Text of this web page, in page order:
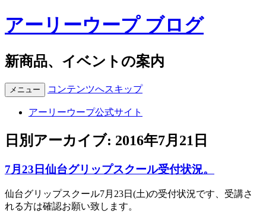
アーリーウープ ブログ
新商品、イベントの案内
メニュー コンテンツへスキップ
アーリーウープ公式サイト
日別アーカイブ: 2016年7月21日
7月23日仙台グリップスクール受付状況。
仙台グリップスクール7月23日(土)の受付状況です、受講さ
れる方は確認お願い致します。